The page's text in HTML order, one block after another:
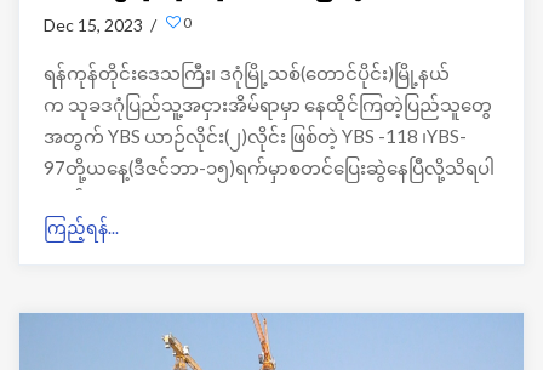
Dec 15, 2023 / 0
ရန်ကုန်တိုင်းဒေသကြီး၊ ဒဂုံမြို့သစ်(တောင်ပိုင်း)မြို့နယ်
က သုခဒဂုံပြည်သူ့အငှားအိမ်ရာမှာ နေထိုင်ကြတဲ့ပြည်သူတွေ
အတွက် YBS ယာဉ်လိုင်း(၂)လိုင်း ဖြစ်တဲ့ YBS -118 ၊YBS-
97တို့ယနေ့(ဒီဇင်ဘာ-၁၅)ရက်မှာစတင်ပြေးဆွဲနေပြီလို့သိရပါ
YBS-118 ယာဉ်လိုင်းကသုခဒဂုံပြည်သူ့အငှား
ပြေးဆွဲပေးမှာဖြစ်ပြီး၊ယာဉ်လိုင်းတွေအနေနဲ့ နံနက်၅နာရီခွဲမှ
စတင်ပြီး၁၀မိနစ်တစ်စီးခြားပြေးဆွဲမှာဖြစ်တယ်လို့လည်း
ကြည့်ရန်...